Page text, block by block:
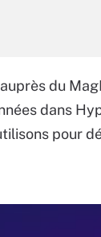
du
dans
pour